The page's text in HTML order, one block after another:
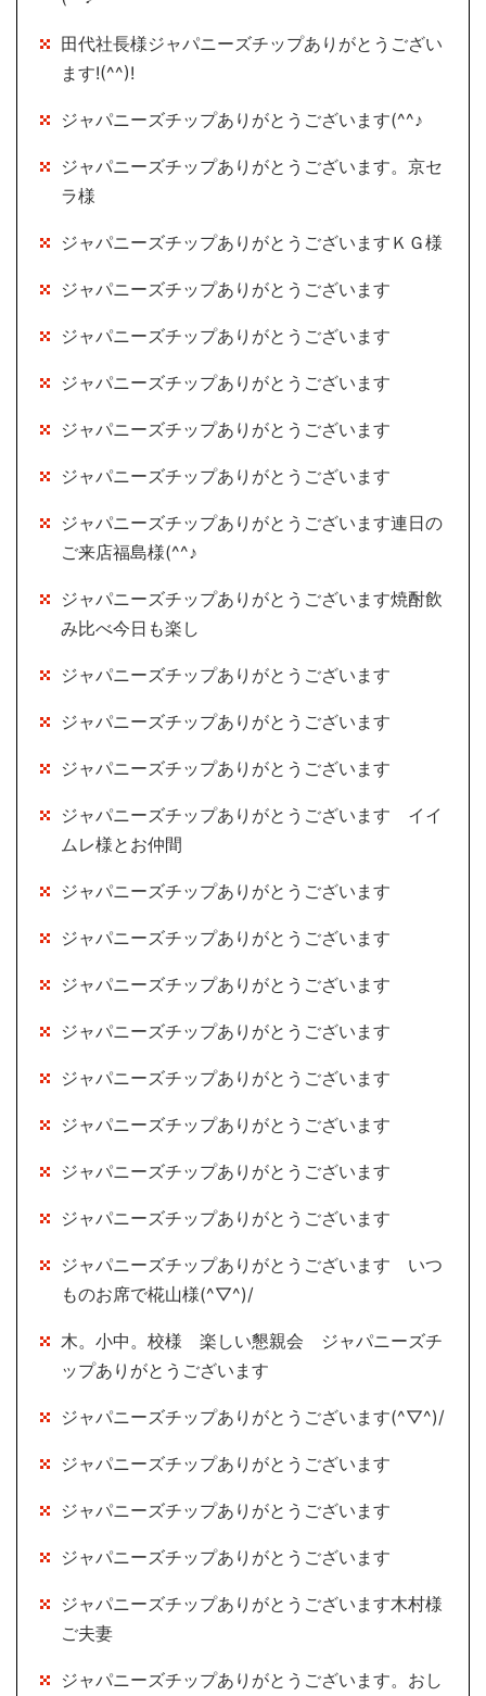
田代社長様ジャパニーズチップありがとうござい
ます!(^^)!
ジャパニーズチップありがとうございます(^^♪
ジャパニーズチップありがとうございます。京セ
ラ様
ジャパニーズチップありがとうございますＫＧ様
ジャパニーズチップありがとうございます
ジャパニーズチップありがとうございます
ジャパニーズチップありがとうございます
ジャパニーズチップありがとうございます
ジャパニーズチップありがとうございます
ジャパニーズチップありがとうございます連日の
ご来店福島様(^^♪
ジャパニーズチップありがとうございます焼酎飲
み比べ今日も楽し
ジャパニーズチップありがとうございます
ジャパニーズチップありがとうございます
ジャパニーズチップありがとうございます
ジャパニーズチップありがとうございます イイ
ムレ様とお仲間
ジャパニーズチップありがとうございます
ジャパニーズチップありがとうございます
ジャパニーズチップありがとうございます
ジャパニーズチップありがとうございます
ジャパニーズチップありがとうございます
ジャパニーズチップありがとうございます
ジャパニーズチップありがとうございます
ジャパニーズチップありがとうございます
ジャパニーズチップありがとうございます いつ
ものお席で椛山様(^▽^)/
木。小中。校様 楽しい懇親会 ジャパニーズチ
ップありがとうございます
ジャパニーズチップありがとうございます(^▽^)/
ジャパニーズチップありがとうございます
ジャパニーズチップありがとうございます
ジャパニーズチップありがとうございます
ジャパニーズチップありがとうございます木村様
ご夫妻
ジャパニーズチップありがとうございます。おし